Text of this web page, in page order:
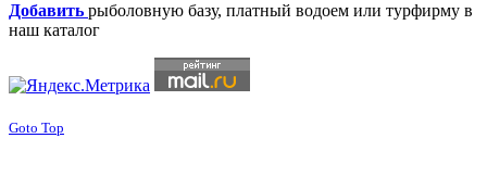
Добавить рыболовную базу, платный водоем или турфирму в
наш каталог
Goto Top